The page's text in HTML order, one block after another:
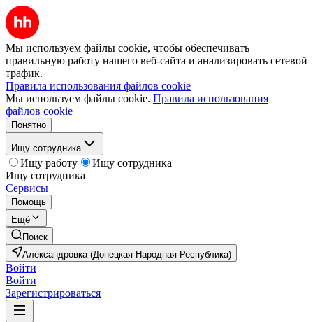
Мы используем файлы cookie, чтобы обеспечивать
правильную работу нашего веб-сайта и анализировать сетевой
трафик.
Правила использования файлов cookie
Мы используем файлы cookie. Правила использования
файлов cookie
Понятно
Ищу сотрудника
Ищу работу
Ищу сотрудника
Ищу сотрудника
Сервисы
Помощь
Ещё
Поиск
Александровка (Донецкая Народная Республика)
Войти
Войти
Зарегистрироваться